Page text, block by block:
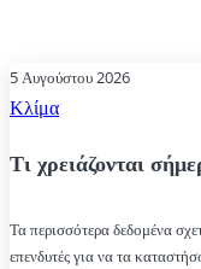
5 Αυγούστου 2026
Κλίμα
Τι χρειάζονται
Τα περισσότερα δεδομένα
επενδυτές για να τα